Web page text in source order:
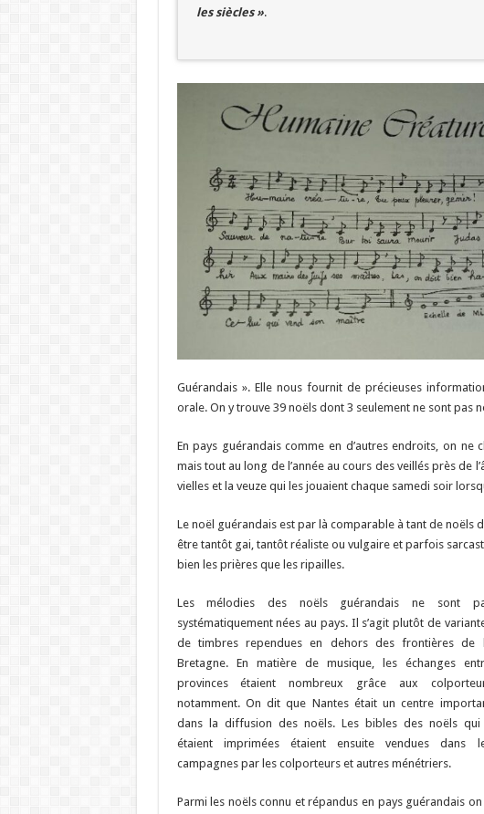
les siècles ».
Guérandais ». Elle nous fournit de précieuses
orale. On y trouve 39 noëls dont 3 seulement ne sont pas
En pays guérandais comme en d’autres endroits, on
mais tout au long de l’année au cours des veillés près de
vielles et la veuze qui les jouaient chaque samedi soir
Le noël guérandais est par là comparable à tant de noëls
être tantôt gai, tantôt réaliste ou vulgaire et parfois
bien les prières que les ripailles.
Les mélodies des noëls guérandais ne sont
systématiquement nées au pays. Il s’agit plutôt de
de timbres rependues en dehors des frontières de
Bretagne. En matière de musique, les échanges
provinces étaient nombreux grâce aux
notamment. On dit que Nantes était un centre
dans la diffusion des noëls. Les bibles des noëls qui
étaient imprimées étaient ensuite vendues dans
campagnes par les colporteurs et autres ménétriers.
Parmi les noëls connu et répandus en pays guérandais